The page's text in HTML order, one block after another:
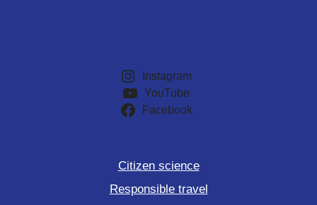
Instagram
YouTube
Facebook
Citizen science
Responsible travel